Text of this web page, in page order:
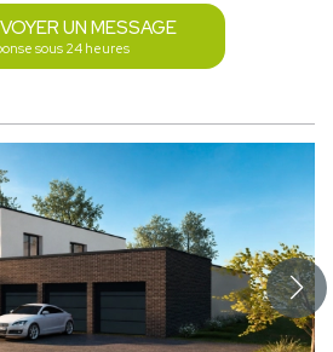
UN MESSAGE
sous 24 heures